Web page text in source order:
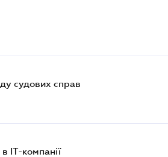
судових справ
ІТ-компанії